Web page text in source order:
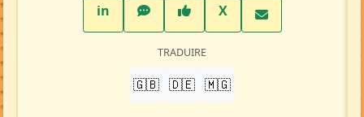
inLinkedInWhatsAppFacebook
XTwitter X
TRADUIRE
🇬🇧 🇩🇪 🇲🇬